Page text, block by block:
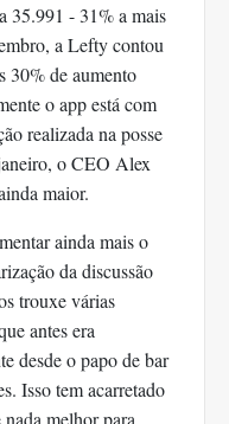
35.991 - 31% a mais
a Lefty contou
30% de aumento
o app está com
realizada na posse
o CEO Alex
maior.
ainda mais o
da discussão
trouxe várias
antes era
desde o papo de bar
Isso tem acarretado